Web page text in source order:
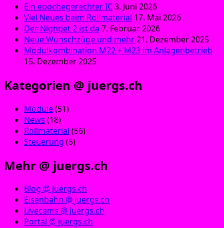
Ein epochegerechter IC3. Juni 2026
Viel Neues beim Rollmaterial 17. Mai 2026
Der Nightjet 2 ist da 7. Februar 2026
Neue Wunschzüge und mehr21. Dezember 2025
Modulkombination M22 + M23 im Anlagenbetrieb
15. Dezember 2025
Kategorien @ juergs.ch
Module(51)
News (18)
Rollmaterial (56)
Steuerung (5)
Mehr @ juergs.ch
Blog @ juergs.ch
Eisenbahn @ juergs.ch
Livecams @ juergs.ch
Portal @ juergs.ch